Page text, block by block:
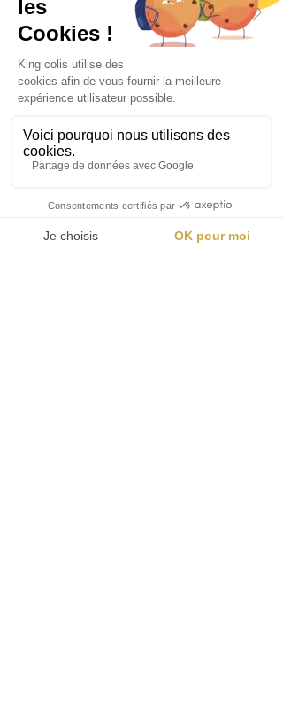
Peruutuslomakkeen lataamiseksi, klikatkaa
tästä.
Säännöt pelille « TICKET D’OR »
Artikla 1 – Järjestäjä
Yhtiö KING COLIS, yksinkertaistettu osakeyhtiö
(société par actions simplifiée), jonka
kauppa- ja yhtiörekisteriin numerolla987 479
square Thiers - 75016 Paris (jäljempänä « KING